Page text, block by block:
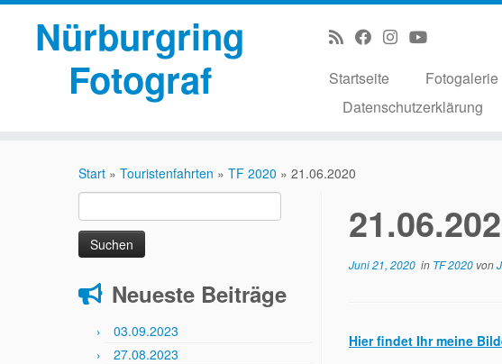
Nürburgring
Fotograf
Startseite Fotogalerie
Datenschutzerklärung
Start » Touristenfahrten » TF 2020 » 21.06.2020
nach:
Neueste Beiträge
03.09.2023
27.08.2023
Juni 21, 2020 in TF 2020 von
Hier findet Ihr meine